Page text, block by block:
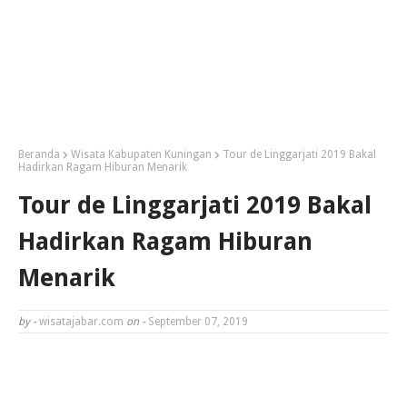
Beranda Wisata Kabupaten Kuningan
Tour de Linggarjati 2019 Bakal
Hadirkan Ragam Hiburan Menarik
Tour de Linggarjati 2019 Bakal
Hadirkan Ragam Hiburan
Menarik
by - wisatajabar.com on - September 07, 2019